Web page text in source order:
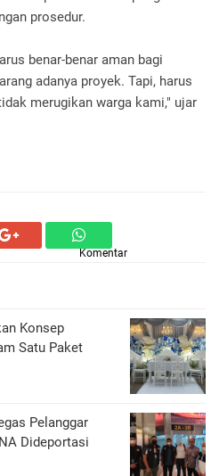
prosedur.
benar-benar aman bagi
adanya proyek. Tapi, harus
merugikan warga kami," ujar
Komentar
Konsep
Satu Paket
Pelanggar
Dideportasi